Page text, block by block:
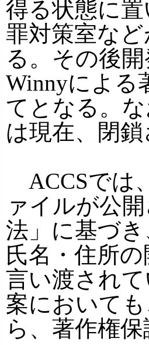
得る状態に
罪対策室な
る。その後
Winnyによる
てとなる。
は現在、閉
ACCSでは
ァイルが公
法」に基づ
氏名・住所
言い渡され
案において
ら、著作権